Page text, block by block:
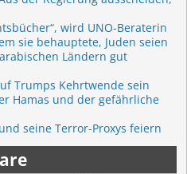
wird UNO-Beraterin
sie behauptete, Juden seien
Ländern gut
Trumps Kehrtwende sein
Hamas und der gefährliche
seine Terror-Proxys feiern